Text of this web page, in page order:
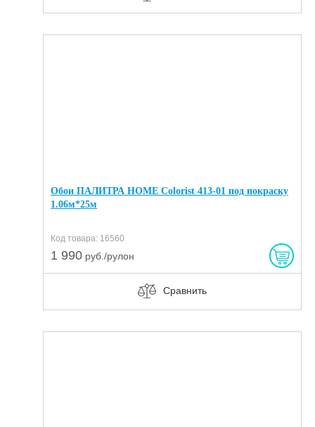
Обои ПАЛИТРА HOME Colorist 413-01 под покраску
1.06м*25м
Код товара: 16560
1 990 руб./рулон
Сравнить